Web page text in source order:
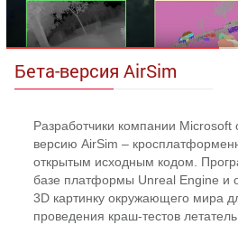
Бета-версия AirSim
Разработчики компании Microsoft
версию AirSim –
открытым исходным кодом.
базе платформы Unreal Engine и
3D картинку окружающего мира
проведения краш-тестов